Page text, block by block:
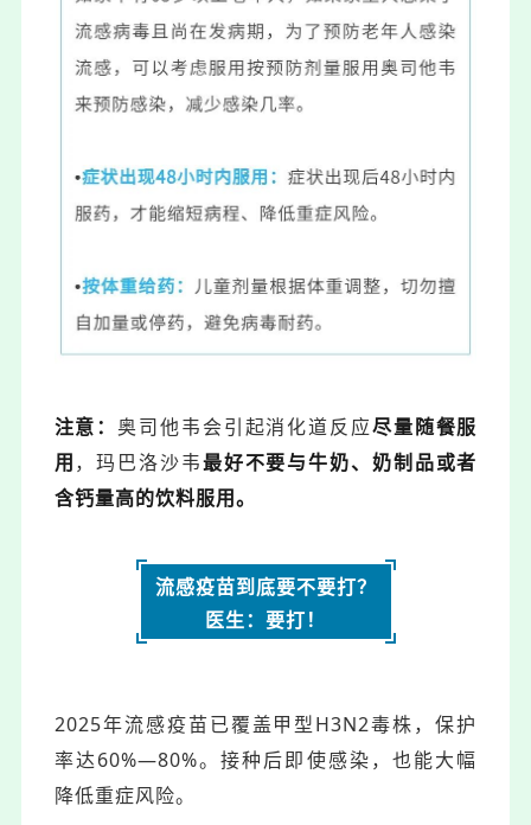
注意： 奥司他韦会引起消化道反应尽量随餐服
用，玛巴洛沙韦最好不要与牛奶、奶制品或者
含钙量高的饮料服用。
流感疫苗到底要不要打？
医生：要打！
2025年流感疫苗已覆盖甲型H3N2毒株，保护
率达60%—80%。接种后即使感染，也能大幅
降低重症风险。